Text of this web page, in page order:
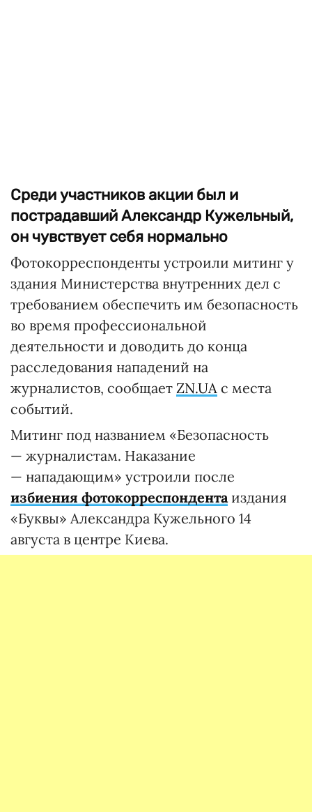
Среди участников акции был и
пострадавший Александр Кужельный,
он чувствует себя нормально
Фотокорреспонденты устроили митинг у
здания Министерства внутренних дел с
требованием обеспечить им безопасность
во время профессиональной
деятельности и доводить до конца
расследования нападений на
журналистов, сообщает ZN.UA с места
событий.
Митинг под названием «Безопасность
— журналистам. Наказание
— нападающим» устроили после
избиения фотокорреспондента издания
«Буквы» Александра Кужельного 14
августа в центре Киева.